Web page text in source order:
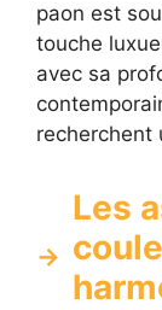
paon est
touche
avec sa
recherchent
Les